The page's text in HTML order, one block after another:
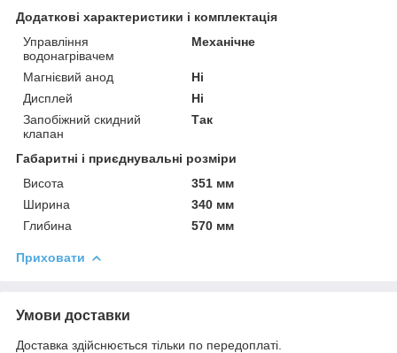
Додаткові характеристики і комплектація
Управління
водонагрівачем
Механічне
Магнієвий анод
Ні
Дисплей
Ні
Запобіжний скидний
клапан
Так
Габаритні і приєднувальні розміри
Висота
351 мм
Ширина
340 мм
Глибина
570 мм
Приховати
Умови доставки
Доставка здійснюється тільки по передоплаті.